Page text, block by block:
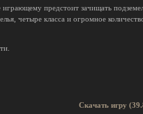
играющему предстоит зачищать
четыре класса и огромное
Скачать игру